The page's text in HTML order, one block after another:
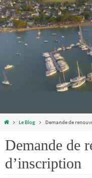
Le Blog Demande de
Demande de
d’inscription